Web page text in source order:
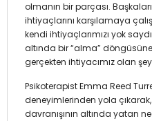
olmanın bir parçası.
ihtiyaçlarını karşılamaya
kendi ihtiyaçlarımızı yok
altında bir “alma”
gerçekten ihtiyacımız olan
Psikoterapist Emma Reed
deneyimlerinden yola
davranışının altında yatan